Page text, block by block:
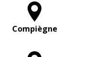
Compiègne